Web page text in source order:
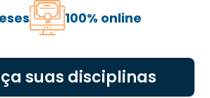
100% online
suas disciplinas